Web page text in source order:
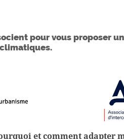
pour vous proposer
et comment adapter